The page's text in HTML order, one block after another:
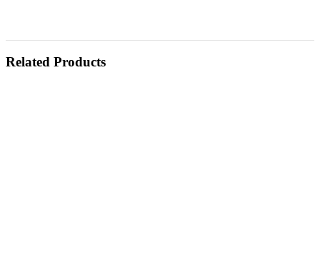
Related Products